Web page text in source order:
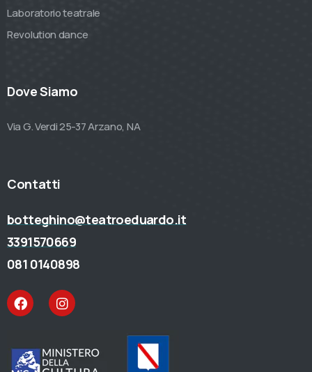
Laboratorio teatrale
Revolution dance
Dove Siamo
Via G. Verdi 25-37 Arzano, NA
Contatti
botteghino@teatroeduardo.it
3391570669
081 0140898